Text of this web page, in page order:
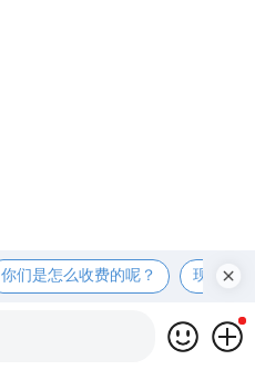
你们是怎么收费的呢？ 现在有